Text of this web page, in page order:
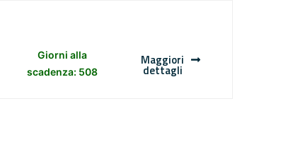
Giorni alla
scadenza: 508
Maggiori
dettagli